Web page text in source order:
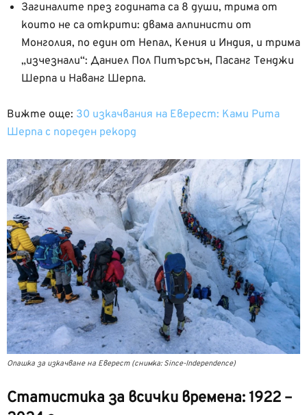
Загиналите през годината са 8 души, трима от
които не са открити: двама алпинисти от
Монголия, по един от Непал, Кения и Индия, и трима
„изчезнали“: Даниел Пол Питърсън, Пасанг Тенджи
Шерпа и Наванг Шерпа.
Вижте още: 30 изкачвания на Еверест: Ками Рита
Шерпа с пореден рекорд
Опашка за изкачване на Еверест (снимка: Since-Independence)
Статистика за всички времена: 1922 –